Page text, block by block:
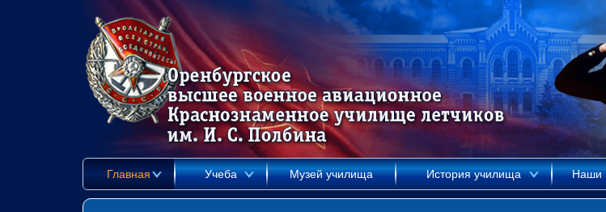
Главная Учеба Музей училища История училища Наши